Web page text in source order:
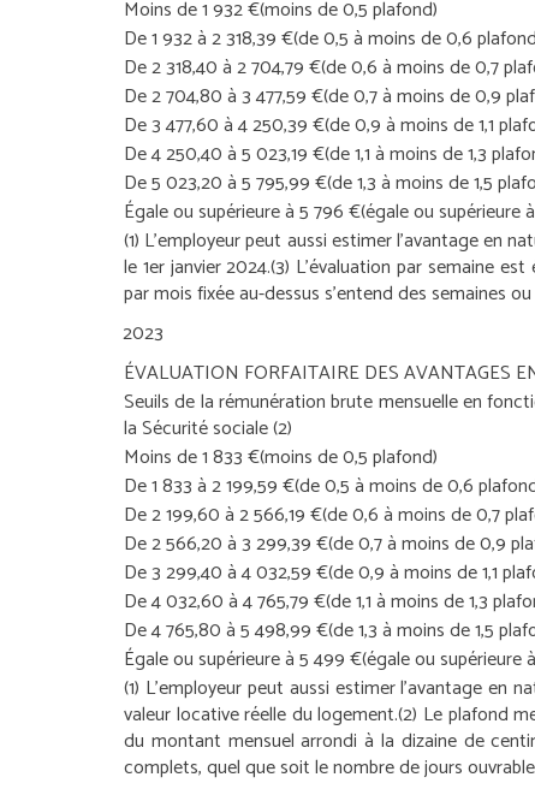
Moins de 1 932 €(moins de 0,5 plafond)
De 1 932 à 2 318,39 €(de 0,5 à moins de 0,6
De 2 318,40 à 2 704,79 €(de 0,6 à moins de 0,7
De 2 704,80 à 3 477,59 €(de 0,7 à moins de 0,9
De 3 477,60 à 4 250,39 €(de 0,9 à moins de 1,1
De 4 250,40 à 5 023,19 €(de 1,1 à moins de 1,3
De 5 023,20 à 5 795,99 €(de 1,3 à moins de 1,5
Égale ou supérieure à 5 796 €(égale ou supérieure
(1) L’employeur peut aussi estimer l’avantage en
le 1erjanvier 2024.(3) L’évaluation par semaine
par mois fixée au-dessus s’entend des semaines
2023
ÉVALUATION FORFAITAIRE DES AVANTAGES
Seuils de la rémunération brute mensuelle en
la Sécurité sociale(2)
Moins de 1 833 €(moins de 0,5 plafond)
De 1 833 à 2 199,59 €(de 0,5 à moins de 0,6
De 2 199,60 à 2 566,19 €(de 0,6 à moins de 0,7
De 2 566,20 à 3 299,39 €(de 0,7 à moins de 0,9
De 3 299,40 à 4 032,59 €(de 0,9 à moins de 1,1
De 4 032,60 à 4 765,79 €(de 1,1 à moins de 1,3
De 4 765,80 à 5 498,99 €(de 1,3 à moins de 1,5
Égale ou supérieure à 5 499 €(égale ou supérieure
(1) L’employeur peut aussi estimer l’avantage
valeur locative réelle du logement.(2) Le plafond
du montant mensuel arrondi à la dizaine de
complets, quel que soit le nombre de jours